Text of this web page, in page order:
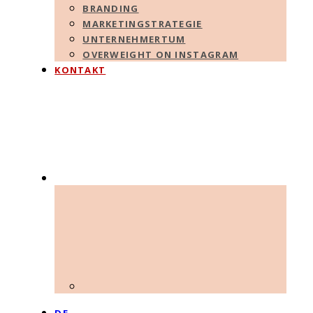
BRANDING
MARKETINGSTRATEGIE
UNTERNEHMERTUM
OVERWEIGHT ON INSTAGRAM
KONTAKT